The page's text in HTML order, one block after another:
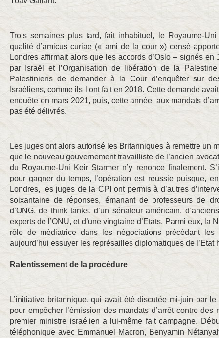
Trois semaines plus tard, fait inhabituel, le Royaume-
qualité d’amicus curiae (« ami de la cour ») censé
Londres affirmait alors que les accords d’Oslo – signés
par Israël et l’Organisation de libération de la
Palestiniens de demander à la Cour d’enquêter sur
Israéliens, comme ils l’ont fait en 2018. Cette demande
enquête en mars 2021, puis, cette année, aux mandats
pas été délivrés.
Les juges ont alors autorisé les Britanniques à remettre un
que le nouveau gouvernement travailliste de l’ancien
du Royaume-Uni Keir Starmer n’y renonce finalement.
pour gagner du temps, l’opération est réussie puisque,
Londres, les juges de la CPI ont permis à d’autres
soixantaine de réponses, émanant de professeurs de
d’ONG, de think tanks, d’un sénateur américain,
experts de l’ONU, et d’une vingtaine d’Etats. Parmi eux, la
rôle de médiatrice dans les négociations précédant les
aujourd’hui essuyer les représailles diplomatiques de l’Etat
Ralentissement de la procédure
L’initiative britannique, qui avait été discutée mi-juin par le
pour empêcher l’émission des mandats d’arrêt contre
premier ministre israélien a lui-même fait campagne.
téléphonique avec Emmanuel Macron, Benyamin